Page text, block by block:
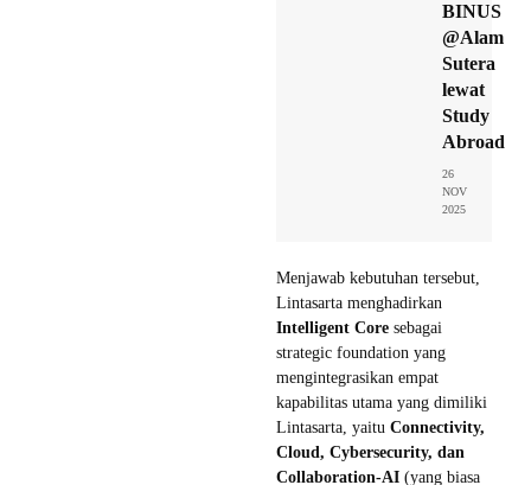
BINUS
@Alam
Sutera
lewat
Study
Abroad
26
NOV
2025
Menjawab kebutuhan tersebut,
Lintasarta menghadirkan
Intelligent Core sebagai
strategic foundation yang
mengintegrasikan empat
kapabilitas utama yang dimiliki
Lintasarta, yaitu Connectivity,
Cloud, Cybersecurity, dan
Collaboration-AI (yang biasa